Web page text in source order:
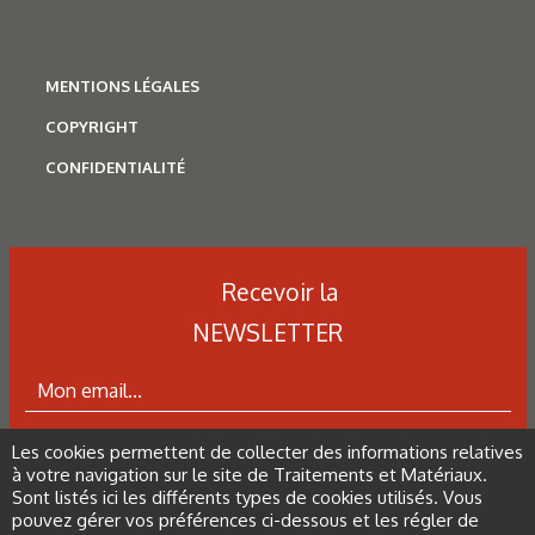
moule entre le grainage chimique et le grainage laser,
d’après S. Guérin [15].
figure 10 : Revêtement multicouche a-C:H/a-C:H:W utilisé
pour la mise en œuvre des alliages d’aluminium © IonBond
tableau 3 : Nouveautés dans les revêtements utilisés pour
le travail des métaux en feuilles, d’après O. Rozas [25].
tableau 4 : Revêtements utilisés sur outils de coupe en
MENTIONS LÉGALES
COPYRIGHT
CONFIDENTIALITÉ
Recevoir la
NEWSLETTER
ABONNEZ-VOUS À LA NEWSLETTER
Les cookies permettent de collecter des informations relatives
à votre navigation sur le site de Traitements et Matériaux.
Sont listés ici les différents types de cookies utilisés. Vous
pouvez gérer vos préférences ci-dessous et les régler de